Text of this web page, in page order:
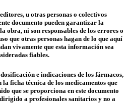
u otras personas o colectivos
documento pueden garantizar la
obra, ni son responsables de los errores o
que otras personas hagan de lo que aquí
vivamente que esta información sea
fiables.
e indicaciones de los fármacos,
la ficha técnica de los medicamentos que
que se proporciona en este documento
a profesionales sanitarios y no a